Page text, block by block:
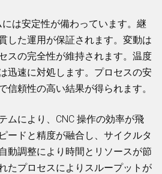
は安定性が備わっています。継
した運用が保証されます。変動は
スの完全性が維持されます。温度
迅速に対処します。プロセスの安
信頼性の高い結果が得られます。
ムにより、CNC 操作の効率が飛
ードと精度が融合し、サイクルタ
動調整により時間とリソースが節
たプロセスによりスループットが